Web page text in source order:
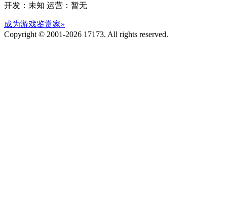
开发：未知 运营：暂无
成为游戏鉴赏家»
Copyright © 2001-2026 17173. All rights reserved.